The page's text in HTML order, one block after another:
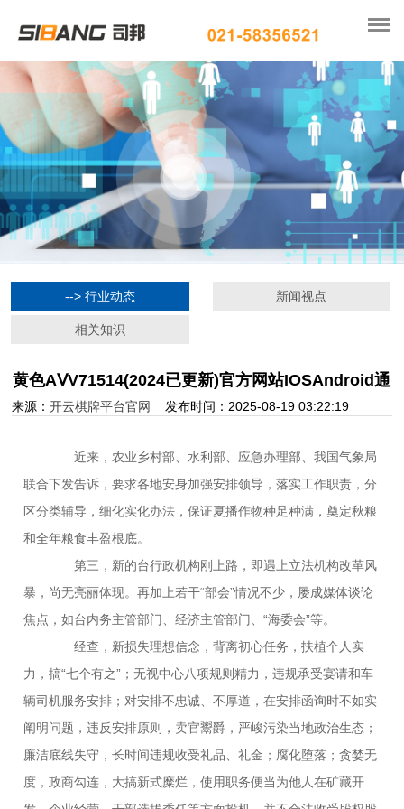
--> 行业动态 新闻视点
相关知识
黄色AⅤV71514(2024已更新)官方网站IOSAndroid通
用版
来源：开云棋牌平台官网 发布时间：2025-08-19 03:22:19
近来，农业乡村部、水利部、应急办理部、我国气象局
联合下发告诉，要求各地安身加强安排领导，落实工作职责，分
区分类辅导，细化实化办法，保证夏播作物种足种满，奠定秋粮
和全年粮食丰盈根底。
第三，新的台行政机构刚上路，即遇上立法机构改革风
暴，尚无亮丽体现。再加上若干“部会”情况不少，屡成媒体谈论
焦点，如台内务主管部门、经济主管部门、“海委会”等。
经查，新损失理想信念，背离初心任务，扶植个人实
力，搞“七个有之”；无视中心八项规则精力，违规承受宴请和车
辆司机服务安排；对安排不忠诚、不厚道，在安排函询时不如实
阐明问题，违反安排原则，卖官鬻爵，严峻污染当地政治生态；
廉洁底线失守，长时间违规收受礼品、礼金；腐化堕落；贪婪无
度，政商勾连，大搞新式糜烂，使用职务便当为他人在矿藏开